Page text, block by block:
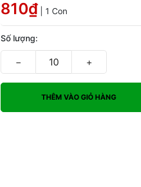
810₫ | 1 Con
Số lượng:
− +
THÊM VÀO GIỎ HÀNG